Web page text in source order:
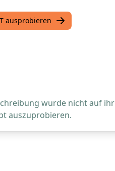
ausprobieren
wurde nicht auf
auszuprobieren.